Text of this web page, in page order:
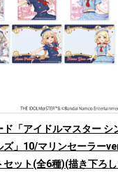
ド「アイドルマスター シ
ズ」10/マリンセーラー
セット(全6種)(描き下ろし